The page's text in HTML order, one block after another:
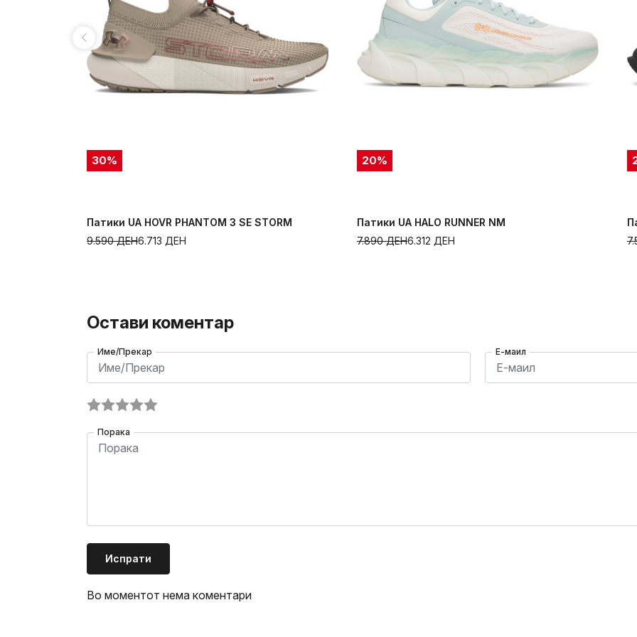
30%
Патики UA HOVR PHANTOM 3 SE STORM
6.713 ДЕН
9.590ДЕН
20%
Патики UA HALO RUNNER NM
6.312 ДЕН
7.890ДЕН
Остави коментар
Име/Прекар Е-маил
Порака
Испрати
Во моментот нема коментари